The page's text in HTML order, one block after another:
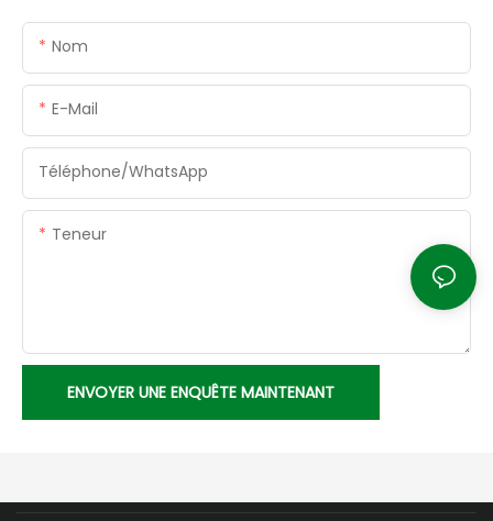
Nom
E-Mail
Téléphone/WhatsApp
Teneur
ENVOYER UNE ENQUÊTE MAINTENANT